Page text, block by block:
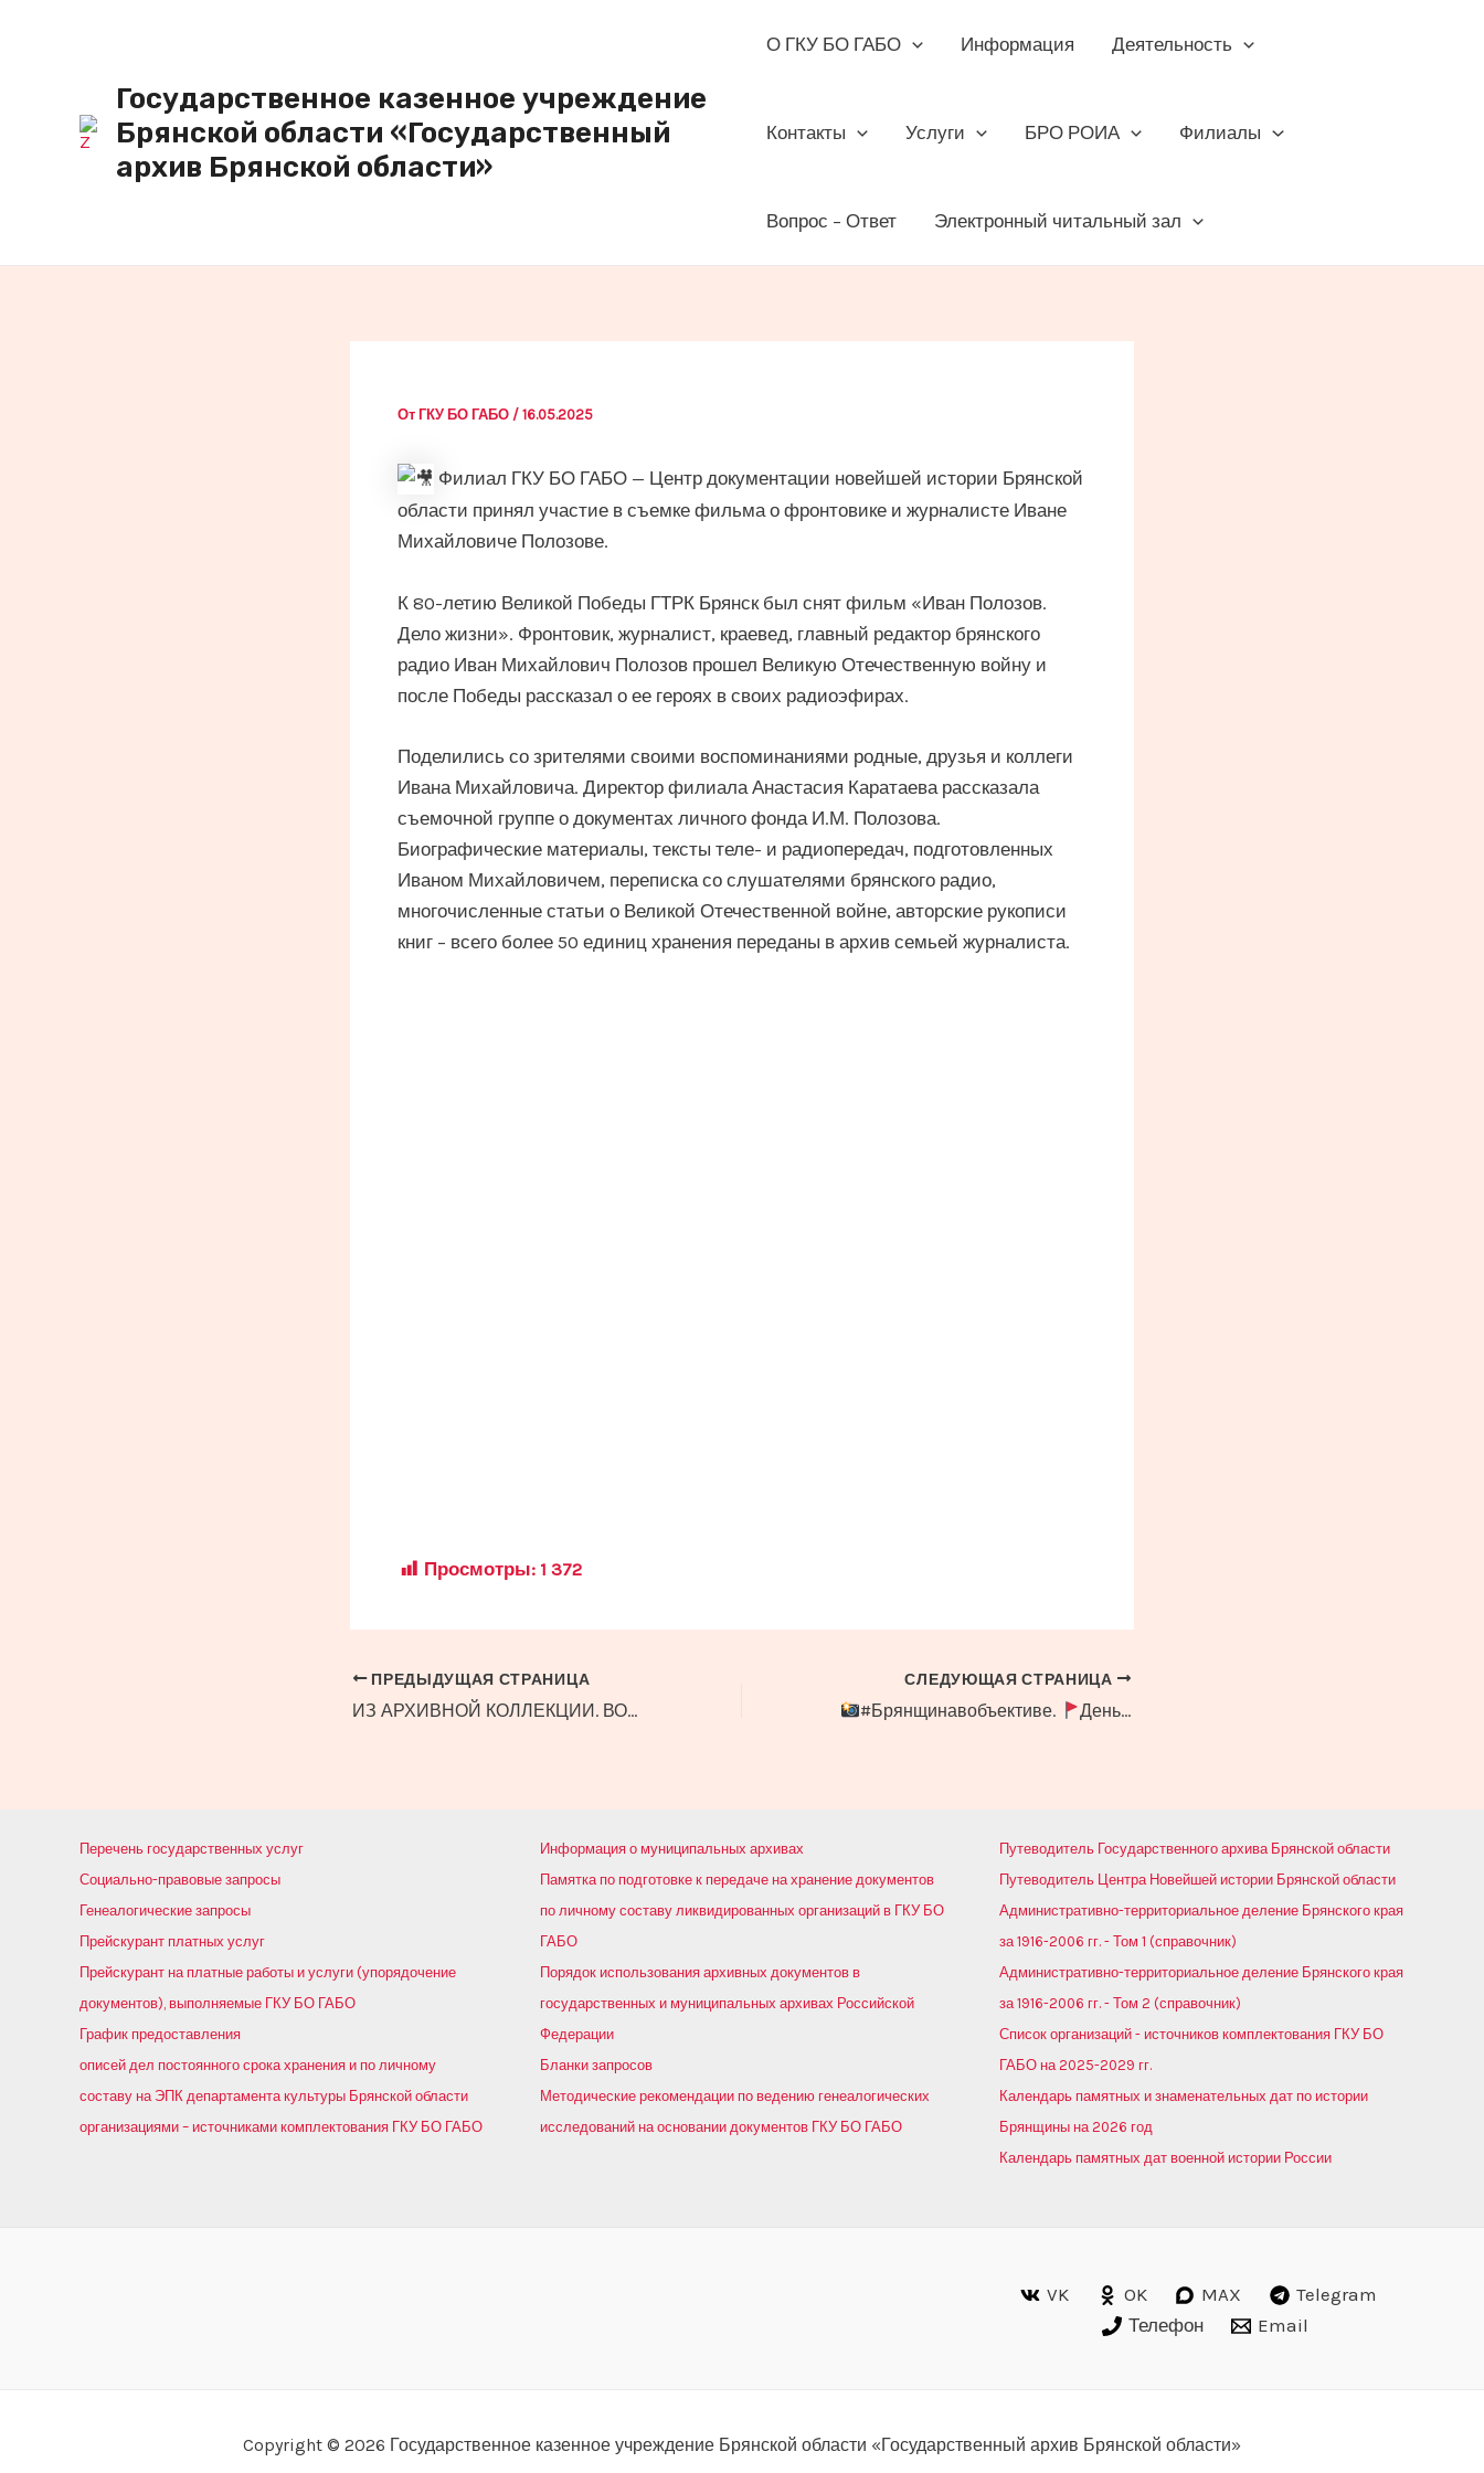
Государственное казенное учреждение
Брянской области «Государственный
архив Брянской области»
О ГКУ БО ГАБО Информация Деятельность
Контакты Услуги БРО РОИА Филиалы
Вопрос – Ответ Электронный читальный зал
От ГКУ БО ГАБО / 16.05.2025
Филиал ГКУ БО ГАБО — Центр документации новейшей истории Брянской
области принял участие в съемке фильма о фронтовике и журналисте Иване
Михайловиче Полозове.
К 80-летию Великой Победы ГТРК Брянск был снят фильм «Иван Полозов.
Дело жизни». Фронтовик, журналист, краевед, главный редактор брянского
радио Иван Михайлович Полозов прошел Великую Отечественную войну и
после Победы рассказал о ее героях в своих радиоэфирах.
Поделились со зрителями своими воспоминаниями родные, друзья и коллеги
Ивана Михайловича. Директор филиала Анастасия Каратаева рассказала
съемочной группе о документах личного фонда И.М. Полозова.
Биографические материалы, тексты теле- и радиопередач, подготовленных
Иваном Михайловичем, переписка со слушателями брянского радио,
многочисленные статьи о Великой Отечественной войне, авторские рукописи
книг – всего более 50 единиц хранения переданы в архив семьей журналиста.
Просмотры: 1 372
Навигация
по
ПРЕДЫДУЩАЯ СТРАНИЦА
ИЗ АРХИВНОЙ КОЛЛЕКЦИИ. ВОЙНА В ПИСЬМАХ И СУДЬБАХ.
СЛЕДУЮЩАЯ СТРАНИЦА
#Брянщинавобъективе. День пионерии
Перечень государственных услуг
Социально-правовые запросы
Генеалогические запросы
Прейскурант платных услуг
Прейскурант на платные работы и услуги (упорядочение
документов), выполняемые ГКУ БО ГАБО
График предоставления
описей дел постоянного срока хранения и по личному
составу на ЭПК департамента культуры Брянской области
организациями – источниками комплектования ГКУ БО ГАБО
Информация о муниципальных архивах
Памятка по подготовке к передаче на хранение документов
по личному составу ликвидированных организаций в ГКУ БО
ГАБО
Порядок использования архивных документов в
государственных и муниципальных архивах Российской
Федерации
Бланки запросов
Методические рекомендации по ведению генеалогических
исследований на основании документов ГКУ БО ГАБО
Путеводитель Государственного архива Брянской области
Путеводитель Центра Новейшей истории Брянской области
Административно-территориальное деление Брянского края
за 1916-2006 гг. - Том 1 (справочник)
Административно-территориальное деление Брянского края
за 1916-2006 гг. - Том 2 (справочник)
Список организаций - источников комплектования ГКУ БО
ГАБО на 2025-2029 гг.
Календарь памятных и знаменательных дат по истории
Брянщины на 2026 год
Календарь памятных дат военной истории России
VK OK MAX
Telegram
Телефон
Email
Copyright © 2026 Государственное казенное учреждение Брянской области «Государственный архив Брянской области»